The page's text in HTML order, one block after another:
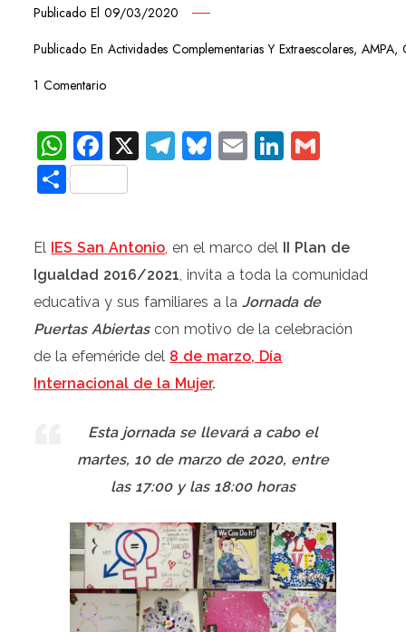
Publicado El09/03/2020
Publicado EnActividades Complementarias Y Extraescolares,AMPA,
1 Comentario
WhatsApp
Facebook
X Telegram
Bluesky
EmailLinkedIn
Compartir
El IES San Antonio, en el marco del II Plan de
Igualdad 2016/2021, invita a toda la comunidad
educativa y sus familiares a laJornada de
Puertas Abiertascon motivo de la celebración
de la efeméride del 8 de marzo, Día
Internacional de la Mujer.
Esta jornada se llevará a cabo el
martes, 10 de marzo de 2020, entre
las 17:00 y las 18:00 horas